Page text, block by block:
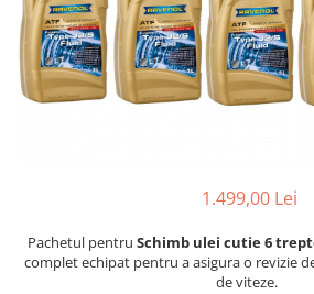
1.499,00 Lei
Pachetul pentru Schimb ulei cutie 6
complet echipat pentru a asigura o revizie
de viteze.